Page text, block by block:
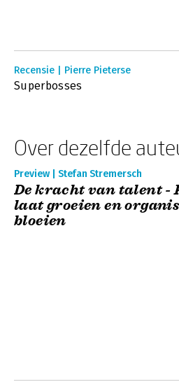
Recensie | Pierre Pieterse
Superbosses
Over dezelfde
Preview | Stefan Stremersch
De kracht van talent -
laat groeien en
bloeien